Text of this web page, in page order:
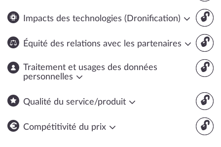
🔓
Impacts des technologies (Dronification)
🔓
Équité des relations avec les partenaires
🔓
Traitement et usages des données
personnelles
🔓
Qualité du service/produit
🔓
Compétitivité du prix